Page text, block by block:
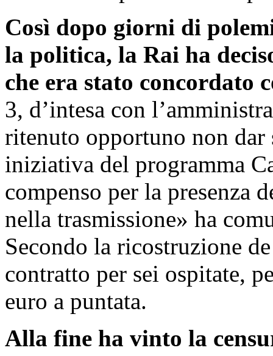
Così dopo giorni di
la politica, la Rai ha
che era stato concordato
3, d’intesa con
ritenuto opportuno non
iniziativa del programma
compenso per la presenza
nella trasmissione» ha
Secondo la ricostruzione
contratto per sei ospitate,
euro a puntata.
Alla fine ha vinto la